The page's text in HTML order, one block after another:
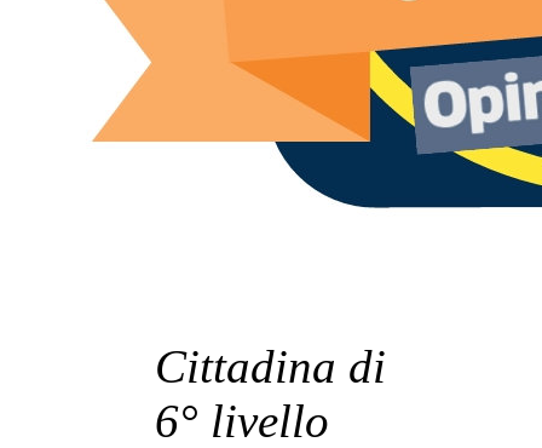
Cittadina di
6° livello